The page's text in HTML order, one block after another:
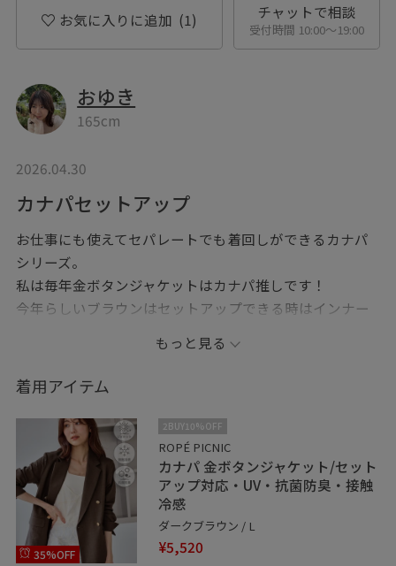
お気に入りに追加 (1) チャットで相談
受付時間 10:00〜19:00
おゆき
165cm
2026.04.30
カナパセットアップ
お仕事にも使えてセパレートでも着回しができるカナパ
シリーズ。
私は毎年金ボタンジャケットはカナパ推しです！
今年らしいブラウンはセットアップできる時はインナー
セパレートにした時は色物合わせも重くならずおすすめ
です✨️
┈┈┈┈┈┈┈┈┈┈
Instagram→oyuki_pic
WEAR→oyukipic
※タグ付けの無いアイテムは私物です。
もっと見る
着用アイテム
35%OFF
2BUY10%OFF
ROPÉ PICNIC
カナパ 金ボタンジャケット/セット
アップ対応・UV・抗菌防臭・接触
冷感
ダークブラウン / L
¥5,520